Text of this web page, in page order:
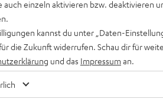
LAN, USB-Playback,
hohe Reparier- und
Lautsprecherkabel (2 x
Bereich, aufwendiges 2-
auch einzeln aktivieren bzw. deaktivieren
kannst du unter „Daten-
die Zukunft widerrufen. Schau dir für
und das Impressum an.